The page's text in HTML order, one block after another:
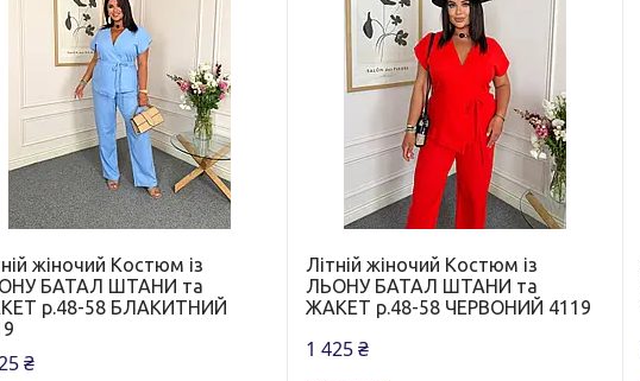
жіночий Костюм із
БАТАЛ ШТАНИ та
р.48-58 БЛАКИТНИЙ
₴
Літній жіночий Костюм із
ЛЬОНУ БАТАЛ ШТАНИ та
ЖАКЕТ р.48-58 ЧЕРВОНИЙ 4119
1 425 ₴